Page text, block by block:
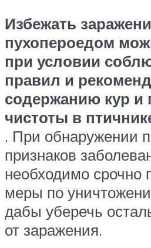
Избежать
пухопероедом
при условии
правил и
содержанию кур
чистоты в
. При обнаружении
признаков
необходимо срочно
меры по
дабы уберечь
от заражения.